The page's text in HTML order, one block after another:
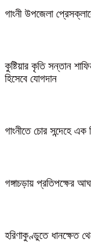
গাংনী উপজেলা
কুষ্টিয়ার কৃতি সন্তান
হিসেবে যোগদান
গাংনীতে চোর সন্দেহে
গঙ্গাচড়ায় প্রতিপক্ষের
হরিণাকুণ্ডুতে ধানক্ষেত